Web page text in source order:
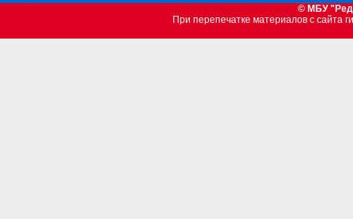
© МБУ
При перепечатке материалов c сайта